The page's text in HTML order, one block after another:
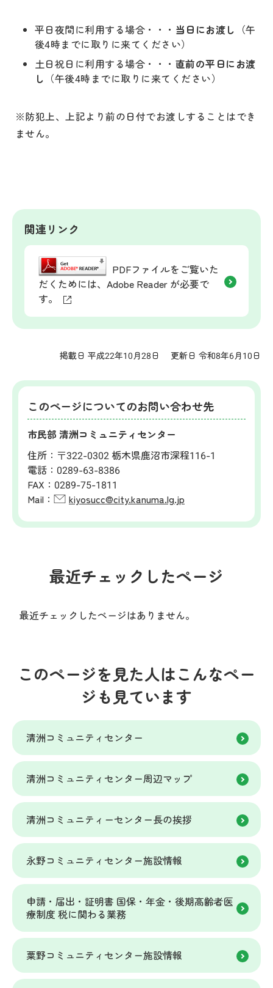
平日夜間に利用する場合・・・ 当日にお渡し （午
後4時までに取りに来てください）
土日祝日に利用する場合・・・ 直前の平日にお渡
し （午後4時までに取りに来てください）
※防犯上、上記より前の日付でお渡しすることはでき
ません。
関連リンク
PDFファイルをご覧いた
だくためには、Adobe Reader が必要で
す。
掲載日 平成22年10月28日 更新日 令和8年6月10日
このページについてのお問い合わせ先
市民部 清洲コミュニティセンター
住所： 〒322-0302 栃木県鹿沼市深程116-1
電話： 0289-63-8386
FAX： 0289-75-1811
Mail：
kiyosucc@city.kanuma.lg.jp
最近チェックしたページ
最近チェックしたページはありません。
このページを見た人はこんなペー
ジも見ています
清洲コミュニティセンター
清洲コミュニティセンター周辺マップ
清洲コミュニティーセンター長の挨拶
永野コミュニティセンター施設情報
申請・届出・証明書 国保・年金・後期高齢者医
療制度 税に関わる業務
粟野コミュニティセンター施設情報